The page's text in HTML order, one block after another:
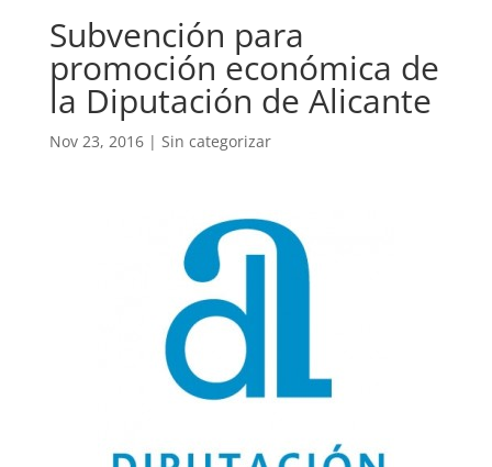
Subvención para
promoción económica de
la Diputación de Alicante
Nov 23, 2016| Sin categorizar